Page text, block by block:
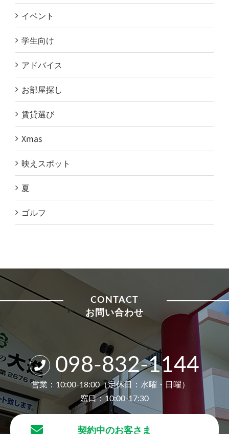
イベント
学生向け
アドバイス
お部屋探し
賃貸選び
Xmas
映えスポット
夏
ゴルフ
CONTACT
お問い合わせ
098-832-1144
営業：10:00-18:00（定休日：水曜・日曜）
窓口：10:00-17:30
契約中のお客さま